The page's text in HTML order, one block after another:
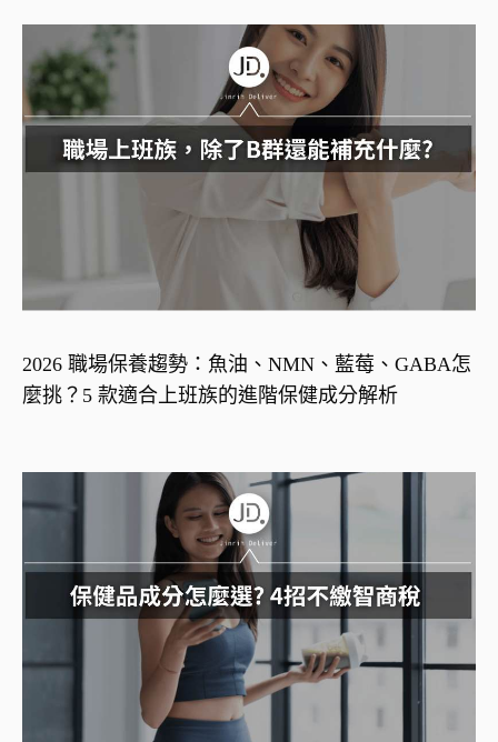
2026 職場保養趨勢：魚油、NMN、藍莓、GABA怎
麼挑？5 款適合上班族的進階保健成分解析